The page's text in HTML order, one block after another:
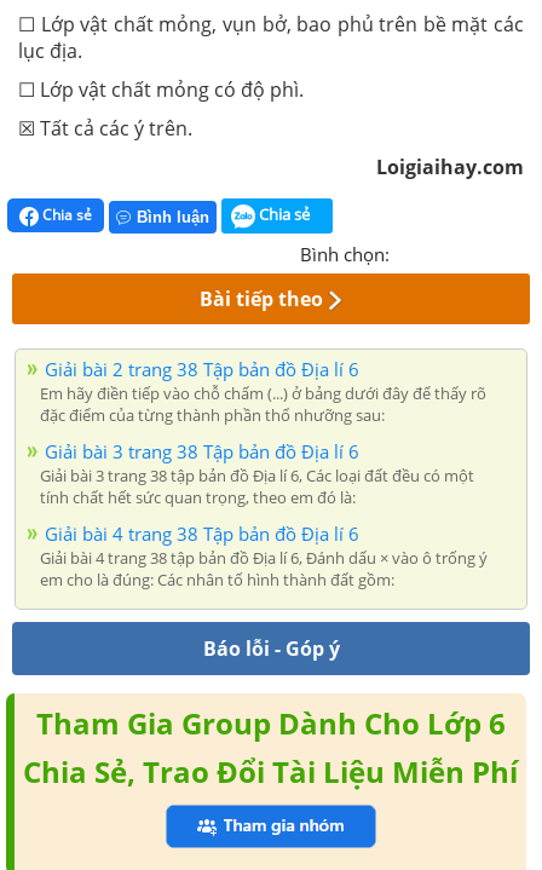
☐ Lớp vật chất mỏng, vụn bở, bao phủ trên bề mặt các
lục địa.
☐ Lớp vật chất mỏng có độ phì.
☒ Tất cả các ý trên.
Loigiaihay.com
Chia sẻ Bình luận Chia sẻ
Bình chọn:
Bài tiếp theo
Giải bài 2 trang 38 Tập bản đồ Địa lí 6
Em hãy điền tiếp vào chỗ chấm (...) ở bảng dưới đây để thấy rõ
đặc điểm của từng thành phần thổ nhưỡng sau:
Giải bài 3 trang 38 Tập bản đồ Địa lí 6
Giải bài 3 trang 38 tập bản đồ Địa lí 6, Các loại đất đều có một
tính chất hết sức quan trọng, theo em đó là:
Giải bài 4 trang 38 Tập bản đồ Địa lí 6
Giải bài 4 trang 38 tập bản đồ Địa lí 6, Đánh dấu × vào ô trống ý
em cho là đúng: Các nhân tố hình thành đất gồm:
Báo lỗi - Góp ý
Tham Gia Group Dành Cho Lớp 6
Chia Sẻ, Trao Đổi Tài Liệu Miễn Phí